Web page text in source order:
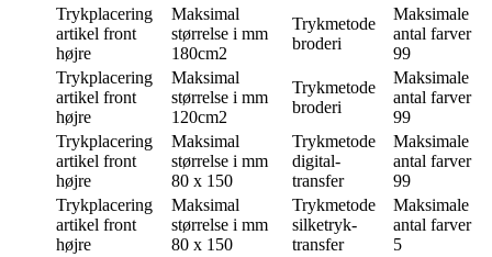
Trykplacering
artikel front
højre
Maksimal
størrelse i mm
180cm2
Trykmetode
broderi
Maksimale
antal farver
99
Trykplacering
artikel front
højre
Maksimal
størrelse i mm
120cm2
Trykmetode
broderi
Maksimale
antal farver
99
Trykplacering
artikel front
højre
Maksimal
størrelse i mm
80 x 150
Trykmetode
digital-
transfer
Maksimale
antal farver
99
Trykplacering
artikel front
højre
Maksimal
størrelse i mm
80 x 150
Trykmetode
silketryk-
transfer
Maksimale
antal farver
5